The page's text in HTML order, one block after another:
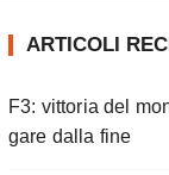
ARTICOLI
F3: vittoria del
gare dalla fine